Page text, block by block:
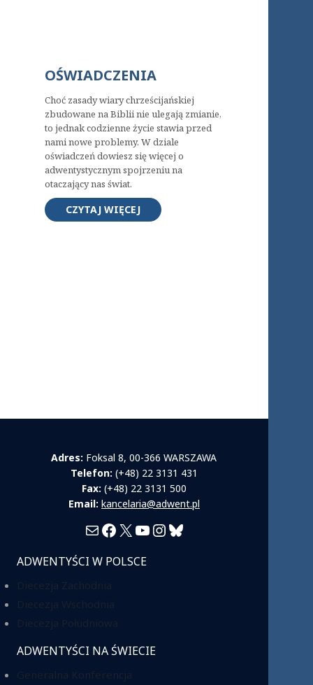
OŚWIADCZENIA
Choć zasady wiary chrześcijańskiej
zbudowane na Biblii nie ulegają zmianie,
to jednak codzienne życie stawia przed
nami nowe problemy. W dziale
oświadczeń dowiesz się więcej o
adwentystycznym spojrzeniu na
otaczający nas świat.
CZYTAJ WIĘCEJ
Adres: Foksal 8, 00-366 WARSZAWA
Telefon: (+48) 22 3131 431
Fax: (+48) 22 3131 500
Email: kancelaria@adwent.pl
MailFacebook
X YouTube
Instagram
Bluesky
ADWENTYŚCI W POLSCE
ADWENTYŚCI NA ŚWIECIE